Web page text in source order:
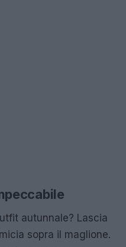
autunnale? Lascia
sopra il maglione.